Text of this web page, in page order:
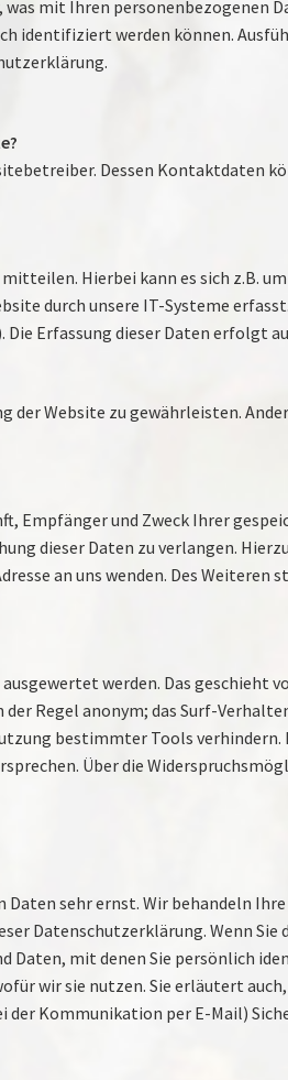
mit Ihren personenbezogenen
identifiziert werden können.
Dessen Kontaktdaten
Hierbei kann es sich z.B.
durch unsere IT-Systeme
Erfassung dieser Daten erfolgt
Website zu gewährleisten.
Empfänger und Zweck Ihrer
dieser Daten zu verlangen.
an uns wenden. Des
werden. Das geschieht
Regel anonym; das Surf-
bestimmter Tools
Über die
sehr ernst. Wir behandeln
Datenschutzerklärung. Wenn Sie
Daten, mit denen Sie persönlich
wir sie nutzen. Sie erläutert
Kommunikation per E-Mail)